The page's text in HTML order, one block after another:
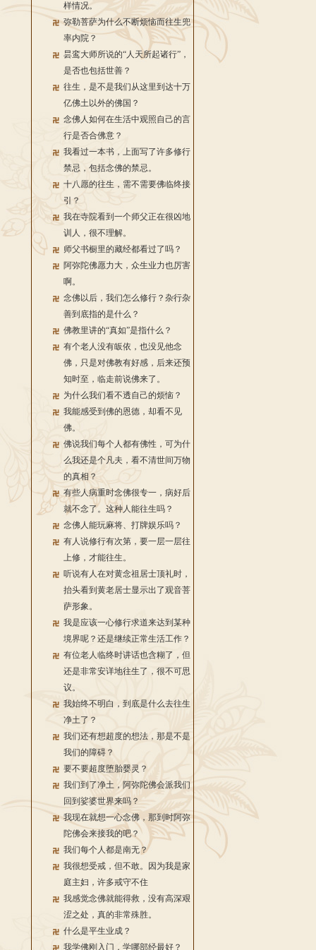
样情况。
弥勒菩萨为什么不断烦恼而往生兜
率内院？
昙鸾大师所说的“人天所起诸行”，
是否也包括世善？
往生，是不是我们从这里到达十万
亿佛土以外的佛国？
念佛人如何在生活中观照自己的言
行是否合佛意？
我看过一本书，上面写了许多修行
禁忌，包括念佛的禁忌。
十八愿的往生，需不需要佛临终接
引？
我在寺院看到一个师父正在很凶地
训人，很不理解。
师父书橱里的藏经都看过了吗？
阿弥陀佛愿力大，众生业力也厉害
啊。
念佛以后，我们怎么修行？杂行杂
善到底指的是什么？
佛教里讲的“真如”是指什么？
有个老人没有皈依，也没见他念
佛，只是对佛教有好感，后来还预
知时至，临走前说佛来了。
为什么我们看不透自己的烦恼？
我能感受到佛的恩德，却看不见
佛。
佛说我们每个人都有佛性，可为什
么我还是个凡夫，看不清世间万物
的真相？
有些人病重时念佛很专一，病好后
就不念了。这种人能往生吗？
念佛人能玩麻将、打牌娱乐吗？
有人说修行有次第，要一层一层往
上修，才能往生。
听说有人在对黄念祖居士顶礼时，
抬头看到黄老居士显示出了观音菩
萨形象。
我是应该一心修行求道来达到某种
境界呢？还是继续正常生活工作？
有位老人临终时讲话也含糊了，但
还是非常安详地往生了，很不可思
议。
我始终不明白，到底是什么去往生
净土了？
我们还有想超度的想法，那是不是
我们的障碍？
要不要超度堕胎婴灵？
我们到了净土，阿弥陀佛会派我们
回到娑婆世界来吗？
我现在就想一心念佛，那到时阿弥
陀佛会来接我的吧？
我们每个人都是南无？
我很想受戒，但不敢。因为我是家
庭主妇，许多戒守不住
我感觉念佛就能得救，没有高深艰
涩之处，真的非常殊胜。
什么是平生业成？
我学佛刚入门，学哪部经最好？